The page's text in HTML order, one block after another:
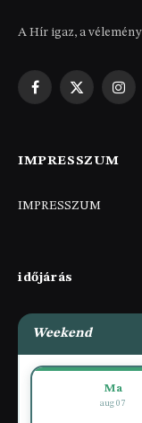
A Hír igaz, a vélemény
Facebook
X
IMPRESSZUM
IMPRESSZUM
időjárás
Weekend
Ma
aug 07